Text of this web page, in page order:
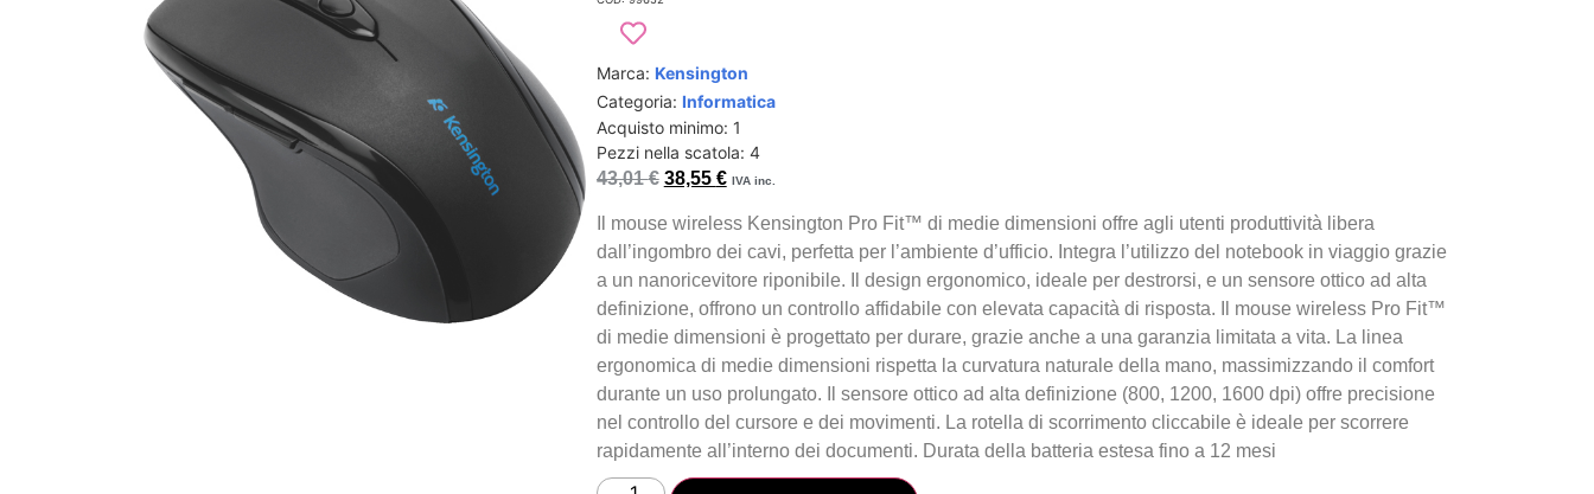
Marca: Kensington
Categoria: Informatica
Acquisto minimo: 1
Pezzi nella scatola: 4
43,01€ 38,55 € IVA inc.
Il mouse wireless Kensington Pro Fit™ di medie dimensioni offre agli utenti produttività libera
dall’ingombro dei cavi, perfetta per l’ambiente d’ufficio. Integra l’utilizzo del notebook in viaggio grazie
a un nanoricevitore riponibile. Il design ergonomico, ideale per destrorsi, e un sensore ottico ad alta
definizione, offrono un controllo affidabile con elevata capacità di risposta. Il mouse wireless Pro Fit™
di medie dimensioni è progettato per durare, grazie anche a una garanzia limitata a vita. La linea
ergonomica di medie dimensioni rispetta la curvatura naturale della mano, massimizzando il comfort
durante un uso prolungato. Il sensore ottico ad alta definizione (800, 1200, 1600 dpi) offre precisione
nel controllo del cursore e dei movimenti. La rotella di scorrimento cliccabile è ideale per scorrere
rapidamente all’interno dei documenti. Durata della batteria estesa fino a 12 mesi